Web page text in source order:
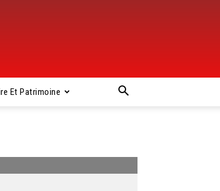
Et Patrimoine